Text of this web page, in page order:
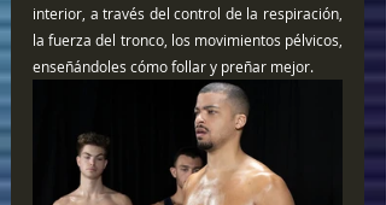
interior, a través del control de la respiración,
la fuerza del tronco, los movimientos pélvicos,
enseñándoles cómo follar y preñar mejor.